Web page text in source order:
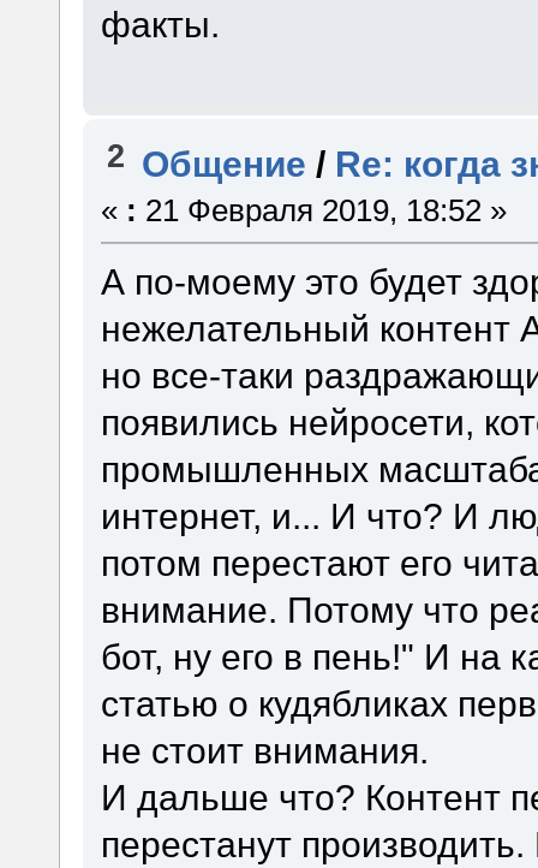
факты.
2 Общение / Re: когда
« : 21 Февраля 2019, 18:52 »
А по-моему это будет
нежелательный контент
но все-таки
появились нейросети,
промышленных
интернет, и... И что? И
потом перестают его
внимание. Потому что
бот, ну его в пень!" И на
статью о кудябликах
не стоит внимания.
И дальше что? Контент
перестанут